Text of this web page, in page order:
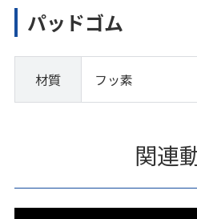
パッドゴム
材質 フッ素
関連